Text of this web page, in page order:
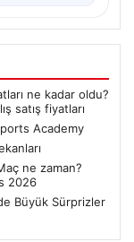
ne kadar oldu?
satış fiyatları
Academy
ne zaman?
2026
Büyük Sürprizler